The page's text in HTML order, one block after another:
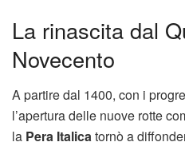
La rinascita dal
Novecento
A partire dal 1400, con i
l’apertura delle nuove rotte
la Pera Italicatornò a